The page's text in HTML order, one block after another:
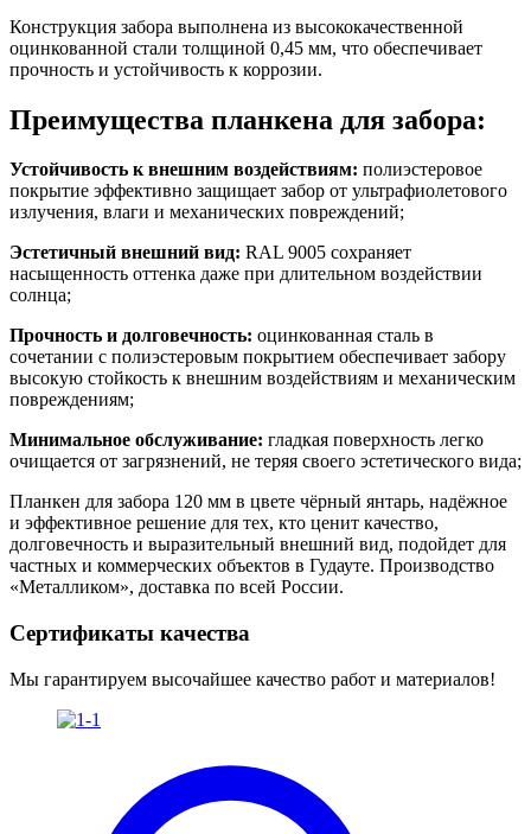
Конструкция забора выполнена из высококачественной
оцинкованной стали толщиной 0,45 мм, что обеспечивает
прочность и устойчивость к коррозии.
Преимущества планкена для забора:
Устойчивость к внешним воздействиям: полиэстеровое
покрытие эффективно защищает забор от ультрафиолетового
излучения, влаги и механических повреждений;
Эстетичный внешний вид: RAL 9005 сохраняет
насыщенность оттенка даже при длительном воздействии
солнца;
Прочность и долговечность: оцинкованная сталь в
сочетании с полиэстеровым покрытием обеспечивает забору
высокую стойкость к внешним воздействиям и механическим
повреждениям;
Минимальное обслуживание: гладкая поверхность легко
очищается от загрязнений, не теряя своего эстетического вида;
Планкен для забора 120 мм в цвете чёрный янтарь, надёжное
и эффективное решение для тех, кто ценит качество,
долговечность и выразительный внешний вид, подойдет для
частных и коммерческих объектов в Гудауте. Производство
«Металликом», доставка по всей России.
Сертификаты качества
Мы гарантируем высочайшее качество работ и материалов!